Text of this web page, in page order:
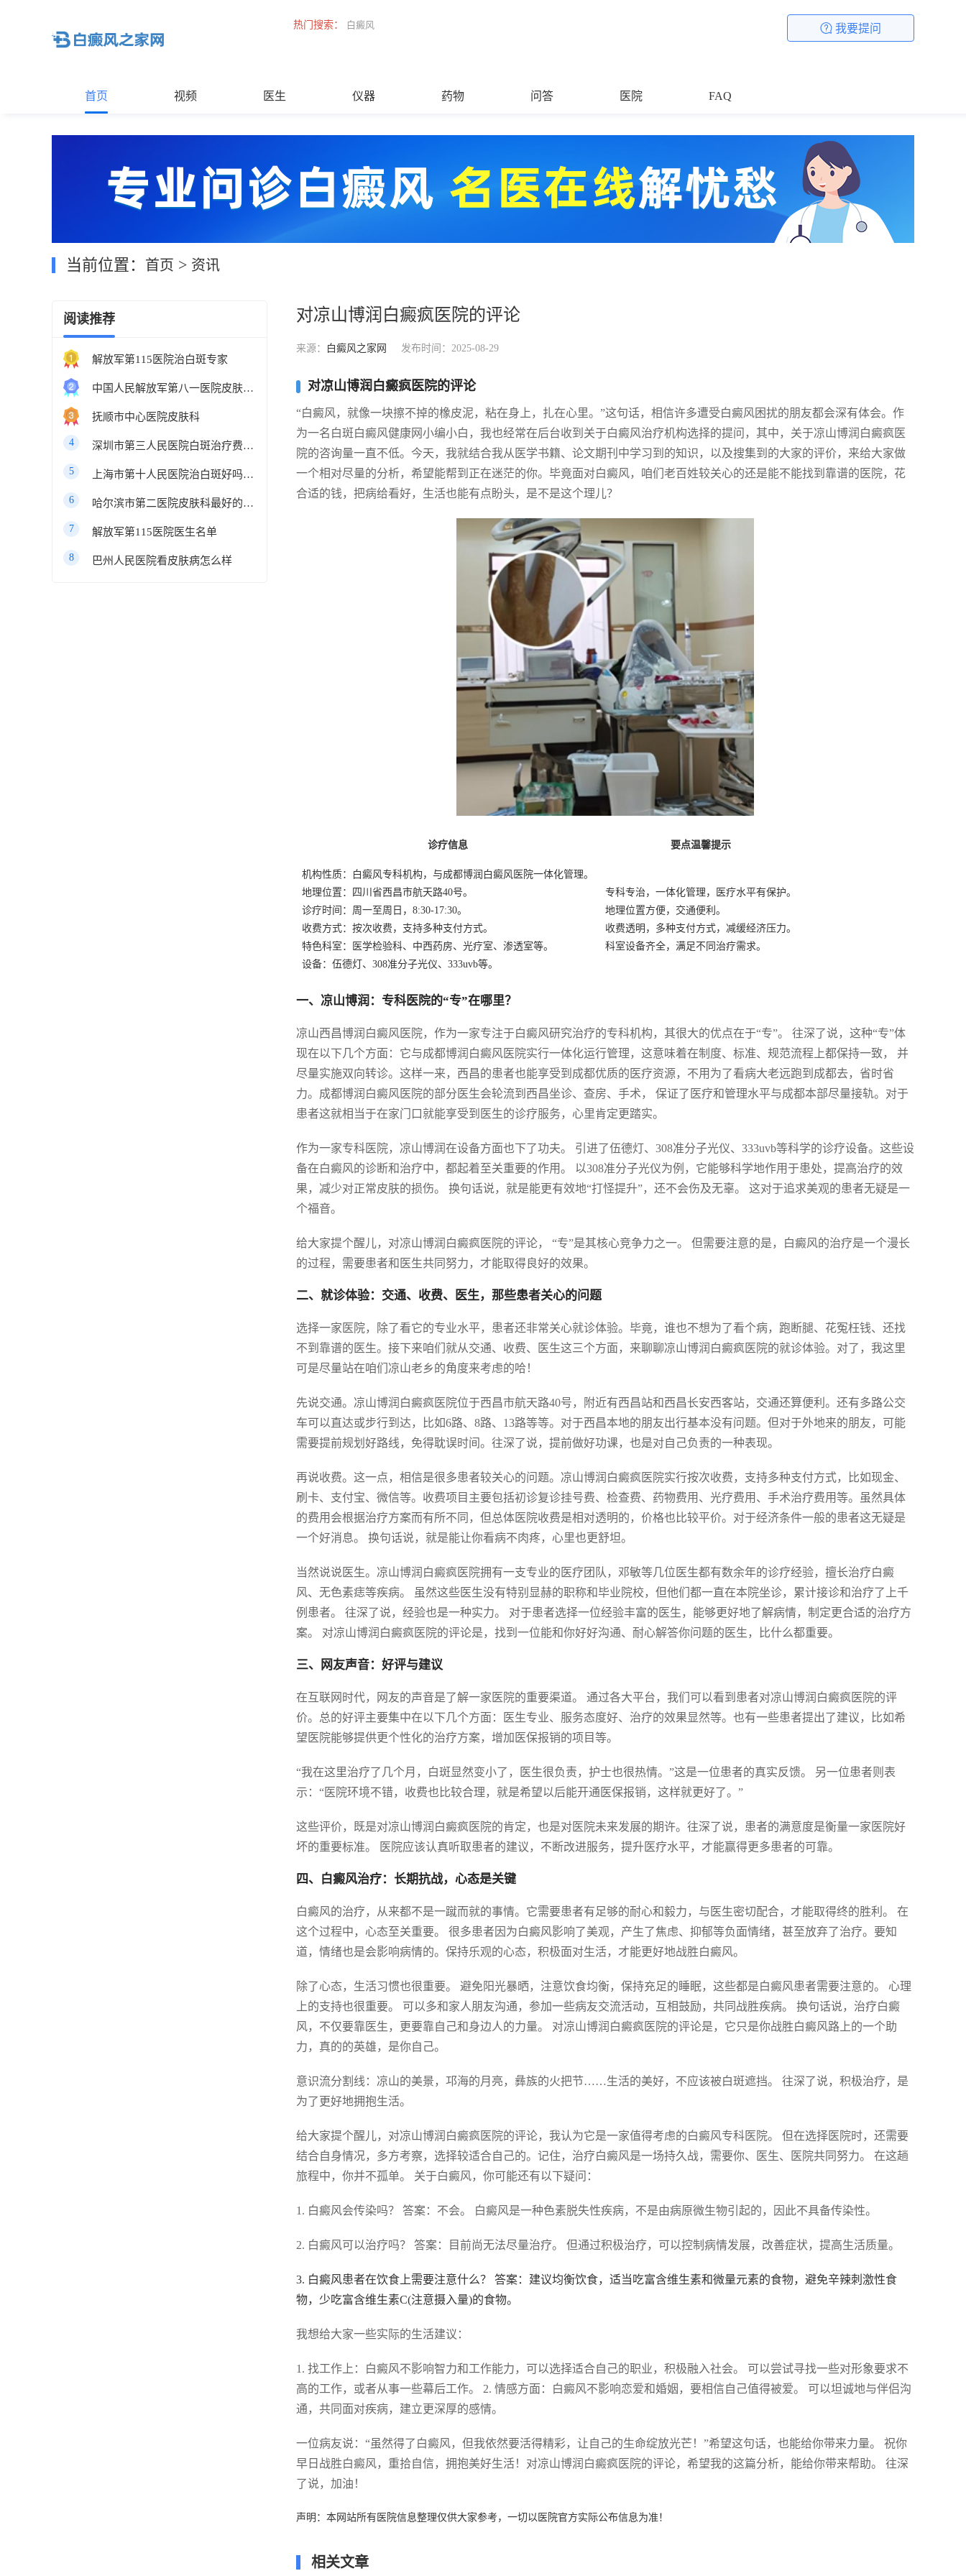
热门搜索： 白癜风 我要提问
首页 视频 医生 仪器 药物 问答 医院 FAQ
当前位置： 首页 > 资讯
阅读推荐
解放军第115医院治白斑专家
中国人民解放军第八一医院皮肤科最好的医生
抚顺市中心医院皮肤科
4 深圳市第三人民医院白斑治疗费用多少
5 上海市第十人民医院治白斑好吗知乎
6 哈尔滨市第二医院皮肤科最好的医生
7 解放军第115医院医生名单
8 巴州人民医院看皮肤病怎么样
对凉山博润白癜疯医院的评论
来源： 白癜风之家网 发布时间：2025-08-29
对凉山博润白癜疯医院的评论
“白癜风，就像一块擦不掉的橡皮泥，粘在身上，扎在心里。”这句话，相信许多遭受白癜风困扰的朋友都会深有体会。作
为一名白斑白癜风健康网小编小白，我也经常在后台收到关于白癜风治疗机构选择的提问，其中，关于凉山博润白癜疯医
院的咨询量一直不低。今天，我就结合我从医学书籍、论文期刊中学习到的知识，以及搜集到的大家的评价，来给大家做
一个相对尽量的分析，希望能帮到正在迷茫的你。毕竟面对白癜风，咱们老百姓较关心的还是能不能找到靠谱的医院，花
合适的钱，把病给看好，生活也能有点盼头，是不是这个理儿？
诊疗信息 要点温馨提示
机构性质：白癜风专科机构，与成都博润白癜风医院一体化管理。
地理位置：四川省西昌市航天路40号。
诊疗时间：周一至周日，8:30-17:30。
收费方式：按次收费，支持多种支付方式。
特色科室：医学检验科、中西药房、光疗室、渗透室等。
设备：伍德灯、308准分子光仪、333uvb等。
专科专治，一体化管理，医疗水平有保护。
地理位置方便，交通便利。
收费透明，多种支付方式，减缓经济压力。
科室设备齐全，满足不同治疗需求。
一、凉山博润：专科医院的“专”在哪里？
凉山西昌博润白癜风医院，作为一家专注于白癜风研究治疗的专科机构，其很大的优点在于“专”。 往深了说，这种“专”体
现在以下几个方面：它与成都博润白癜风医院实行一体化运行管理，这意味着在制度、标准、规范流程上都保持一致， 并
尽量实施双向转诊。这样一来，西昌的患者也能享受到成都优质的医疗资源，不用为了看病大老远跑到成都去，省时省
力。成都博润白癜风医院的部分医生会轮流到西昌坐诊、查房、手术， 保证了医疗和管理水平与成都本部尽量接轨。对于
患者这就相当于在家门口就能享受到医生的诊疗服务，心里肯定更踏实。
作为一家专科医院，凉山博润在设备方面也下了功夫。 引进了伍德灯、308准分子光仪、333uvb等科学的诊疗设备。这些设
备在白癜风的诊断和治疗中，都起着至关重要的作用。 以308准分子光仪为例，它能够科学地作用于患处，提高治疗的效
果，减少对正常皮肤的损伤。 换句话说，就是能更有效地“打怪提升”，还不会伤及无辜。 这对于追求美观的患者无疑是一
个福音。
给大家提个醒儿，对凉山博润白癜疯医院的评论， “专”是其核心竞争力之一。 但需要注意的是，白癜风的治疗是一个漫长
的过程，需要患者和医生共同努力，才能取得良好的效果。
二、就诊体验：交通、收费、医生，那些患者关心的问题
选择一家医院，除了看它的专业水平，患者还非常关心就诊体验。毕竟，谁也不想为了看个病，跑断腿、花冤枉钱、还找
不到靠谱的医生。接下来咱们就从交通、收费、医生这三个方面，来聊聊凉山博润白癜疯医院的就诊体验。对了，我这里
可是尽量站在咱们凉山老乡的角度来考虑的哈！
先说交通。凉山博润白癜疯医院位于西昌市航天路40号，附近有西昌站和西昌长安西客站，交通还算便利。还有多路公交
车可以直达或步行到达，比如6路、8路、13路等等。对于西昌本地的朋友出行基本没有问题。但对于外地来的朋友，可能
需要提前规划好路线，免得耽误时间。往深了说，提前做好功课，也是对自己负责的一种表现。
再说收费。这一点，相信是很多患者较关心的问题。凉山博润白癜疯医院实行按次收费，支持多种支付方式，比如现金、
刷卡、支付宝、微信等。收费项目主要包括初诊复诊挂号费、检查费、药物费用、光疗费用、手术治疗费用等。虽然具体
的费用会根据治疗方案而有所不同，但总体医院收费是相对透明的，价格也比较平价。对于经济条件一般的患者这无疑是
一个好消息。 换句话说，就是能让你看病不肉疼，心里也更舒坦。
当然说说医生。凉山博润白癜疯医院拥有一支专业的医疗团队，邓敏等几位医生都有数余年的诊疗经验，擅长治疗白癜
风、无色素痣等疾病。 虽然这些医生没有特别显赫的职称和毕业院校，但他们都一直在本院坐诊，累计接诊和治疗了上千
例患者。 往深了说，经验也是一种实力。 对于患者选择一位经验丰富的医生，能够更好地了解病情，制定更合适的治疗方
案。 对凉山博润白癜疯医院的评论是，找到一位能和你好好沟通、耐心解答你问题的医生，比什么都重要。
三、网友声音：好评与建议
在互联网时代，网友的声音是了解一家医院的重要渠道。 通过各大平台，我们可以看到患者对凉山博润白癜疯医院的评
价。总的好评主要集中在以下几个方面：医生专业、服务态度好、治疗的效果显然等。也有一些患者提出了建议，比如希
望医院能够提供更个性化的治疗方案，增加医保报销的项目等。
“我在这里治疗了几个月，白斑显然变小了，医生很负责，护士也很热情。”这是一位患者的真实反馈。 另一位患者则表
示：“医院环境不错，收费也比较合理，就是希望以后能开通医保报销，这样就更好了。”
这些评价，既是对凉山博润白癜疯医院的肯定，也是对医院未来发展的期许。往深了说，患者的满意度是衡量一家医院好
坏的重要标准。 医院应该认真听取患者的建议，不断改进服务，提升医疗水平，才能赢得更多患者的可靠。
四、白癜风治疗：长期抗战，心态是关键
白癜风的治疗，从来都不是一蹴而就的事情。它需要患者有足够的耐心和毅力，与医生密切配合，才能取得终的胜利。 在
这个过程中，心态至关重要。 很多患者因为白癜风影响了美观，产生了焦虑、抑郁等负面情绪，甚至放弃了治疗。要知
道，情绪也是会影响病情的。保持乐观的心态，积极面对生活，才能更好地战胜白癜风。
除了心态，生活习惯也很重要。 避免阳光暴晒，注意饮食均衡，保持充足的睡眠，这些都是白癜风患者需要注意的。 心理
上的支持也很重要。 可以多和家人朋友沟通，参加一些病友交流活动，互相鼓励，共同战胜疾病。 换句话说，治疗白癜
风，不仅要靠医生，更要靠自己和身边人的力量。 对凉山博润白癜疯医院的评论是，它只是你战胜白癜风路上的一个助
力，真的的英雄，是你自己。
意识流分割线：凉山的美景，邛海的月亮，彝族的火把节……生活的美好，不应该被白斑遮挡。 往深了说，积极治疗，是
为了更好地拥抱生活。
给大家提个醒儿，对凉山博润白癜疯医院的评论，我认为它是一家值得考虑的白癜风专科医院。 但在选择医院时，还需要
结合自身情况，多方考察，选择较适合自己的。记住，治疗白癜风是一场持久战，需要你、医生、医院共同努力。 在这趟
旅程中，你并不孤单。 关于白癜风，你可能还有以下疑问：
1. 白癜风会传染吗？ 答案：不会。 白癜风是一种色素脱失性疾病，不是由病原微生物引起的，因此不具备传染性。
2. 白癜风可以治疗吗？ 答案：目前尚无法尽量治疗。 但通过积极治疗，可以控制病情发展，改善症状，提高生活质量。
3. 白癜风患者在饮食上需要注意什么？ 答案：建议均衡饮食，适当吃富含维生素和微量元素的食物，避免辛辣刺激性食
物，少吃富含维生素C(注意摄入量)的食物。
我想给大家一些实际的生活建议：
1. 找工作上：白癜风不影响智力和工作能力，可以选择适合自己的职业，积极融入社会。 可以尝试寻找一些对形象要求不
高的工作，或者从事一些幕后工作。 2. 情感方面：白癜风不影响恋爱和婚姻，要相信自己值得被爱。 可以坦诚地与伴侣沟
通，共同面对疾病，建立更深厚的感情。
一位病友说：“虽然得了白癜风，但我依然要活得精彩，让自己的生命绽放光芒！”希望这句话，也能给你带来力量。 祝你
早日战胜白癜风，重拾自信，拥抱美好生活！对凉山博润白癜疯医院的评论，希望我的这篇分析，能给你带来帮助。 往深
了说，加油！
声明：本网站所有医院信息整理仅供大家参考，一切以医院官方实际公布信息为准！
相关文章